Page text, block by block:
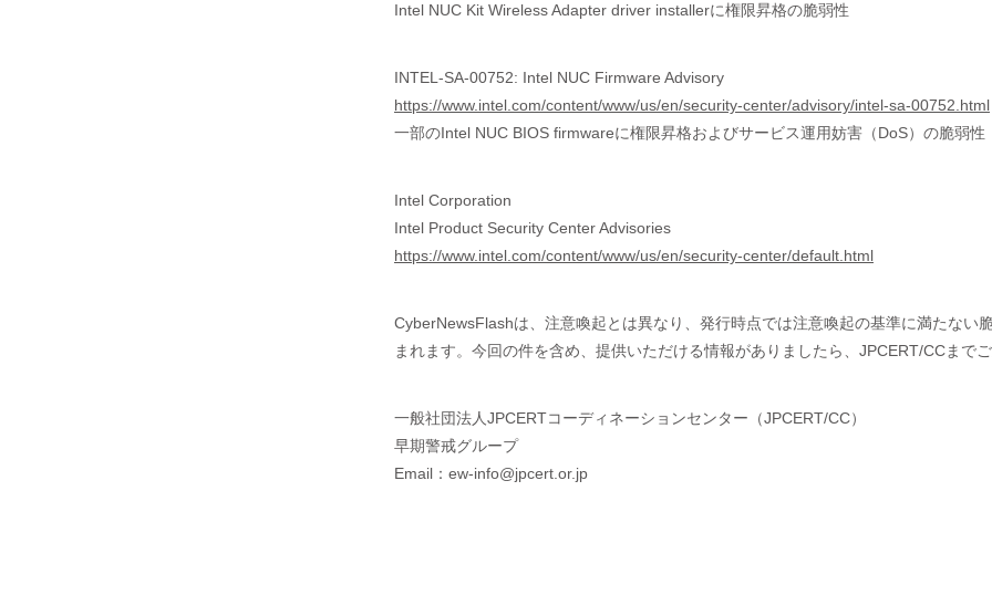
Intel NUC Kit Wireless Adapter driver installerに権限昇格の脆弱性
INTEL-SA-00752: Intel NUC Firmware Advisory
https://www.intel.com/content/www/us/en/security-center/advisory/intel-sa-00752.html
一部のIntel NUC BIOS firmwareに権限昇格およびサービス運用妨害（DoS）の脆弱性
Intel Corporation
Intel Product Security Center Advisories
https://www.intel.com/content/www/us/en/security-center/default.html
CyberNewsFlashは、注意喚起とは異なり、発行時点では注意喚起の基準に満たない
まれます。今回の件を含め、提供いただける情報がありましたら、JPCERT/CCまでご
一般社団法人JPCERTコーディネーションセンター（JPCERT/CC）
早期警戒グループ
Email：ew-info@jpcert.or.jp